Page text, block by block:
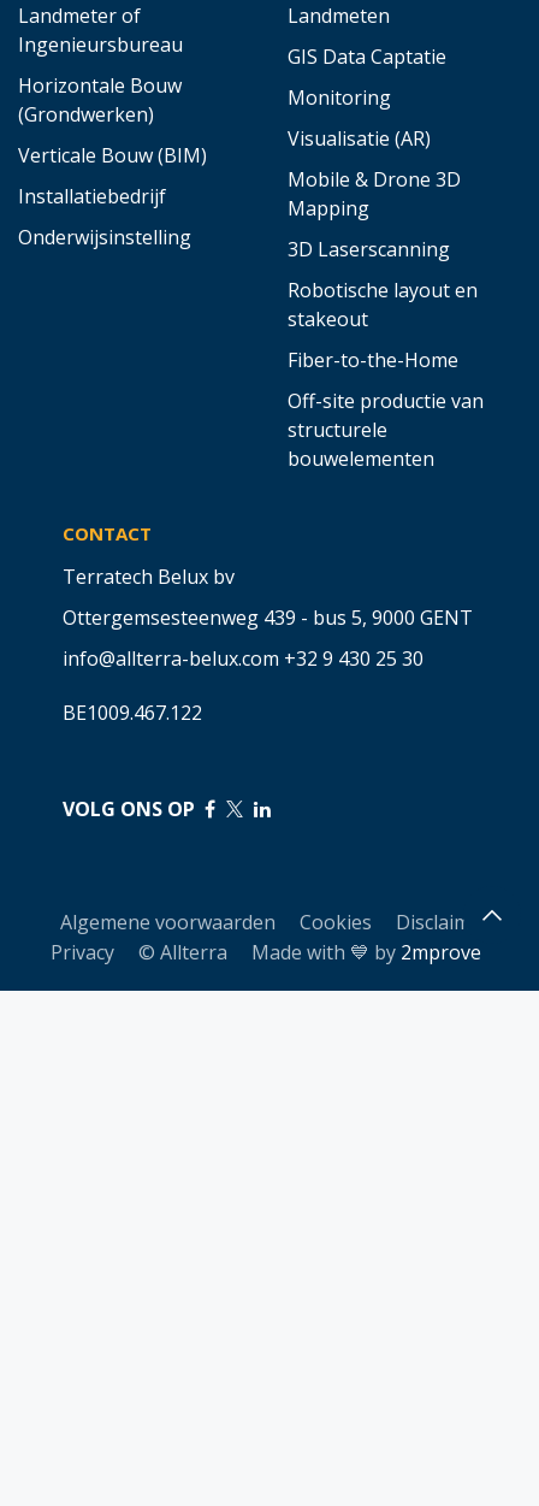
Landmeter of
Ingenieursbureau
Horizontale Bouw
(Grondwerken)
Verticale Bouw (BIM)
Installatiebedrijf
Onderwijsinstelling
Landmeten
GIS Data Captatie
Monitoring
Visualisatie (AR)
Mobile & Drone 3D
Mapping
3D Laserscanning
Robotische layout en
stakeout
Fiber-to-the-Home
Off-site productie van
structurele
bouwelementen
CONTACT
Terratech Belux bv
Ottergemsesteenweg 439 - bus 5,9000 GENT
info@allterra-belux.com +32 9 430 25 30
BE1009.467.122
VOLG ONS OP
Algemene voorwaarden Cookies
Disclaimer
Privacy © Allterra Made with 💙 by 2mprove